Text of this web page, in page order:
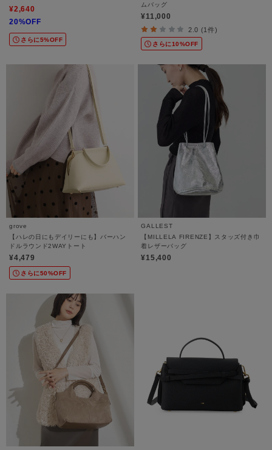
¥2,640
20%OFF
さらに5%OFF
ムバッグ
¥11,000
2.0 (1件)
さらに10%OFF
grove
【ハレの日にもデイリーにも】バーハン
ドルラウンド2WAYトート
¥4,479
さらに50%OFF
GALLEST
【MILLELA FIRENZE】スタッズ付き巾
着レザーバッグ
¥15,400